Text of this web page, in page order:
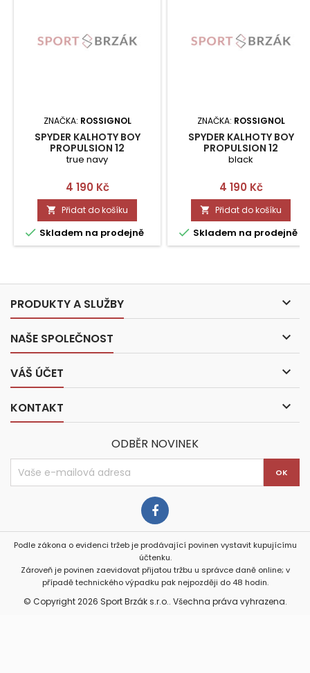
ZNAČKA: ROSSIGNOL
SPYDER KALHOTY BOY
PROPULSION 12
true navy
Cena
4 190 Kč
 Přidat do košíku
 Skladem na prodejně
ZNAČKA: ROSSIGNOL
SPYDER KALHOTY BOY
PROPULSION 12
black
Cena
4 190 Kč
 Přidat do košíku
 Skladem na prodejně
PRODUKTY A SLUŽBY 
NAŠE SPOLEČNOST 
VÁŠ ÚČET 
KONTAKT 
ODBĚR NOVINEK
Podle zákona o evidenci tržeb je prodávající povinen vystavit kupujícímu
účtenku.
Zároveň je povinen zaevidovat přijatou tržbu u správce daně online; v
případě technického výpadku pak nejpozději do 48 hodin.
© Copyright 2026 Sport Brzák s.r.o.. Všechna práva vyhrazena.